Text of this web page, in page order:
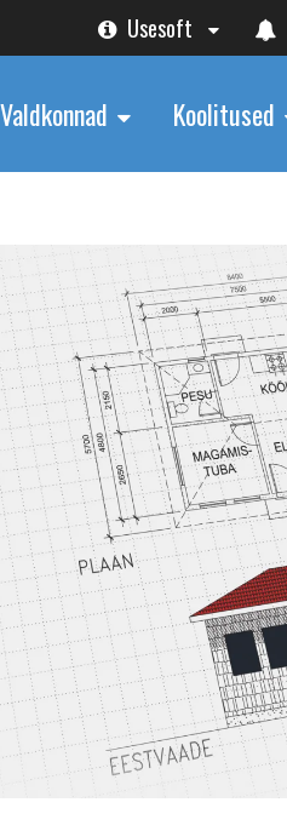
Usesoft
Valdkonnad Koolitused